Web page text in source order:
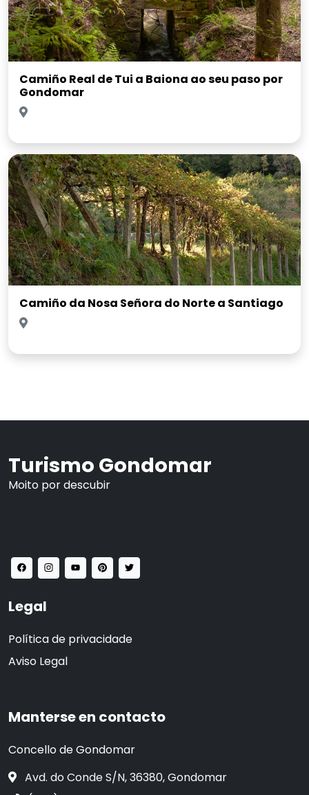
Camiño Real de Tui a Baiona ao seu paso por
Gondomar
Camiño da Nosa Señora do Norte a Santiago
Turismo Gondomar
Moito por descubir
Legal
Política de privacidade
Aviso Legal
Manterse en contacto
Concello de Gondomar
Avd. do Conde S/N, 36380, Gondomar